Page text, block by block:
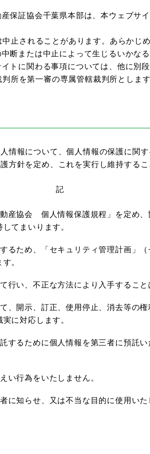
保証協会千葉県本部は、本ウェブサ
止されることがあります。あらかじ
断または中止によって生じるいかな
トに関わる事項については、他に別
所を第一審の専属管轄裁判所とします
情報について、個人情報の保護に関
方針を定め、これを実行し維持するこ
記
産協会 個人情報保護規程」を定め
てまいります。
るため、「セキュリティ管理計画」
。
い、不正な方法により入手すること
、開示、訂正、使用停止、消去等の
に対応します。
するために個人情報を第三者に預託
い行為をいたしません。
に知らせ、又は不当な目的に使用い